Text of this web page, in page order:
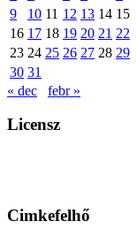
9
10 11 12 13 14 15
16 17 18 19 20 21 22
23 24 25 26 27 28 29
30 31
« dec
febr »
Licensz
Cimkefelhő